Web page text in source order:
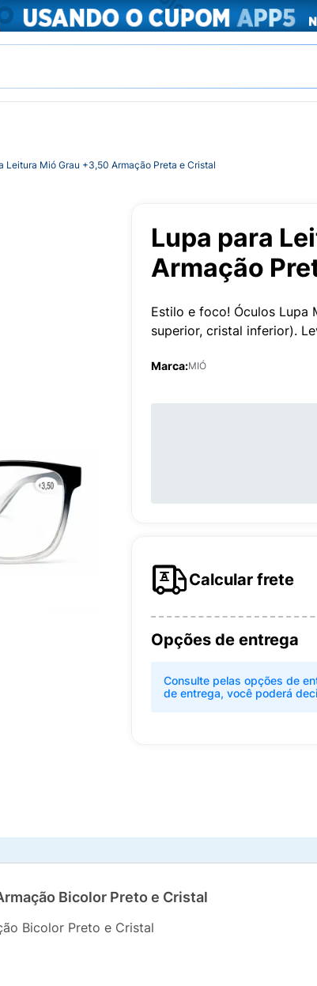
Leitura Mió Grau +3,50 Armação Preta e Cristal
Lupa para
Armação
Estilo e foco! Óculos Lupa
superior, cristal inferior).
Marca:MIÓ
Calcular frete
Opções de entrega
Consulte pelas opções de
de entrega, você poderá
Bicolor Preto e Cristal
Bicolor Preto e Cristal